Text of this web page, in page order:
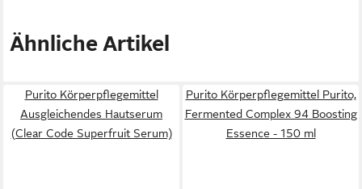
Ähnliche Artikel
Purito Körperpflegemittel
Ausgleichendes Hautserum
(Clear Code Superfruit Serum)
Purito Körperpflegemittel Purito,
Fermented Complex 94 Boosting
Essence - 150 ml